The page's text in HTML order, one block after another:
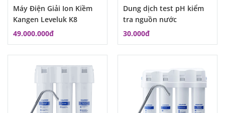
Máy Điện Giải Ion Kiềm
Kangen Leveluk K8
49.000.000đ
Dung dịch test pH kiểm
tra nguồn nước
30.000đ